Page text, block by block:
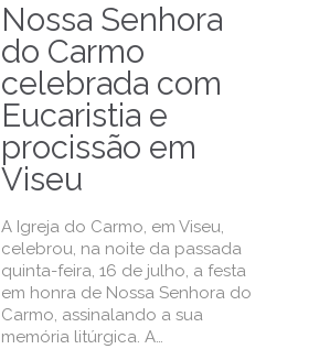
Nossa Senhora
do Carmo
celebrada com
Eucaristia e
procissão em
Viseu
A Igreja do Carmo, em Viseu,
celebrou, na noite da passada
quinta-feira, 16 de julho, a festa
em honra de Nossa Senhora do
Carmo, assinalando a sua
memória litúrgica. A…